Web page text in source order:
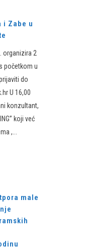
i Zabe u
organizira 2
početkom u
do
U 16,00
konzultant,
koji već
,...
male